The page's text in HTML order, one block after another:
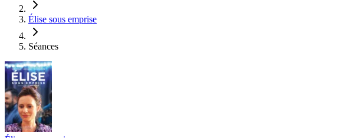
Élise sous emprise
Séances